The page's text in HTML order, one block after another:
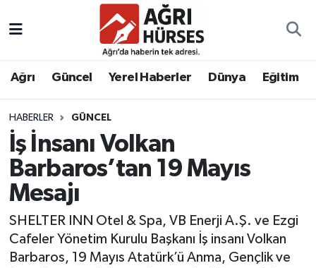
Ağrı Güncel Yerel Haberler Dünya Eğitim
HABERLER GÜNCEL
İş İnsanı Volkan
Barbaros’tan 19 Mayıs
Mesajı
SHELTER INN Otel & Spa, VB Enerji A.Ş. ve Ezgi
Cafeler Yönetim Kurulu Başkanı İş insanı Volkan
Barbaros, 19 Mayıs Atatürk’ü Anma, Gençlik ve
Hava Durumu
Tüm Manşetler
Son Dakika Haberleri
Haber Arşivi